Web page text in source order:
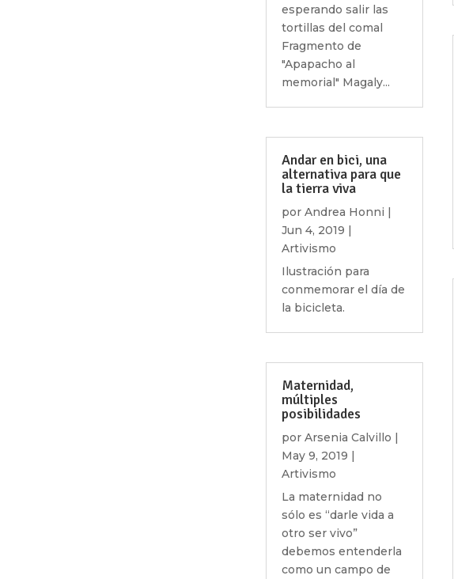
esperando salir las
tortillas del comal
Fragmento de
"Apapacho al
memorial" Magaly...
Andar en bici, una
alternativa para que
la tierra viva
por Andrea Honni
Jun 4, 2019
Artivismo
Ilustración para
conmemorar el día de
la bicicleta.
Maternidad,
múltiples
posibilidades
por Arsenia Calvillo
May 9, 2019
Artivismo
La maternidad no
sólo es “darle vida a
otro ser vivo”
debemos entenderla
como un campo de